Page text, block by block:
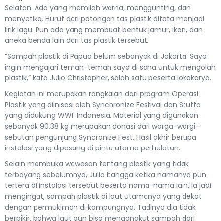
Selatan. Ada yang memilah warna, menggunting, dan
menyetika. Huruf dari potongan tas plastik ditata menjadi
lirik lagu. Pun ada yang membuat bentuk jamur, ikan, dan
aneka benda lain dari tas plastik tersebut.
“Sampah plastik di Papua belum sebanyak di Jakarta. Saya
ingin mengajari teman-teman saya di sana untuk mengolah
plastik,” kata Julio Christopher, salah satu peserta lokakarya.
Kegiatan ini merupakan rangkaian dari program Operasi
Plastik yang diinisasi oleh Synchronize Festival dan Stuffo
yang didukung WWF Indonesia. Material yang digunakan
sebanyak 90,38 kg merupakan donasi dari warga-wargi—
sebutan pengunjung Syncronize Fest. Hasil akhir berupa
instalasi yang dipasang di pintu utama perhelatan..
Selain membuka wawasan tentang plastik yang tidak
terbayang sebelumnya, Julio bangga ketika namanya pun
tertera di instalasi tersebut beserta nama-nama lain. Ia jadi
mengingat, sampah plastik di laut utamanya yang dekat
dengan permukiman di kampungnya. Tadinya dia tidak
berpikir, bahwa laut pun bisa mengangkut sampah dari